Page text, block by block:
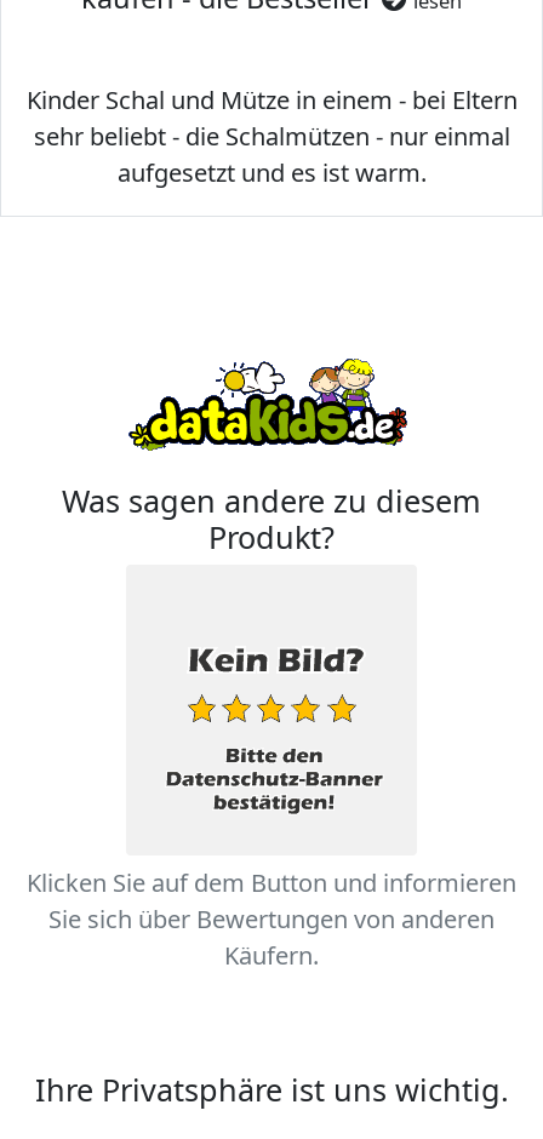
Kinder Schal und Mütze in einem - bei Eltern
sehr beliebt - die Schalmützen - nur einmal
aufgesetzt und es ist warm.
Was sagen andere zu diesem
Produkt?
Klicken Sie auf dem Button und informieren
Sie sich über Bewertungen von anderen
Käufern.
Ihre Privatsphäre ist uns wichtig.